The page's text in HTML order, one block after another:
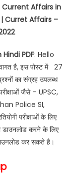
Affairs in
Curret Affairs –
PDF: Hello
है, इस पोस्ट में 27
का संग्रह उपलब्ध
जैसे – UPSC,
Police SI,
परीक्षाओं के लिए
डाउनलोड करने के लिए
कर सकते है।